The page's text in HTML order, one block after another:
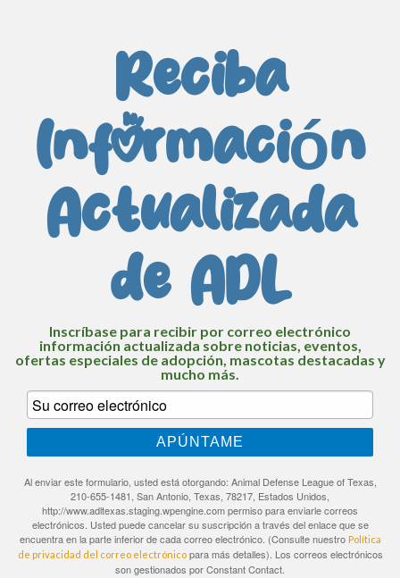
Reciba
Información
Actualizada
de ADL
Inscríbase para recibir por correo electrónico
información actualizada sobre noticias, eventos,
ofertas especiales de adopción, mascotas destacadas y
mucho más.
APÚNTAME
Al enviar este formulario, usted está otorgando: Animal Defense League of Texas,
210-655-1481, San Antonio, Texas, 78217, Estados Unidos,
http://www.adltexas.staging.wpengine.com permiso para enviarle correos
electrónicos. Usted puede cancelar su suscripción a través del enlace que se
encuentra en la parte inferior de cada correo electrónico. (Consulte nuestro Política
de privacidad del correo electrónicopara más detalles). Los correos electrónicos
son gestionados por Constant Contact.